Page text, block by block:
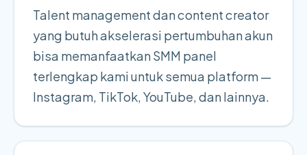
Talent management dan content creator
yang butuh akselerasi pertumbuhan akun
bisa memanfaatkan SMM panel
terlengkap kami untuk semua platform —
Instagram, TikTok, YouTube, dan lainnya.